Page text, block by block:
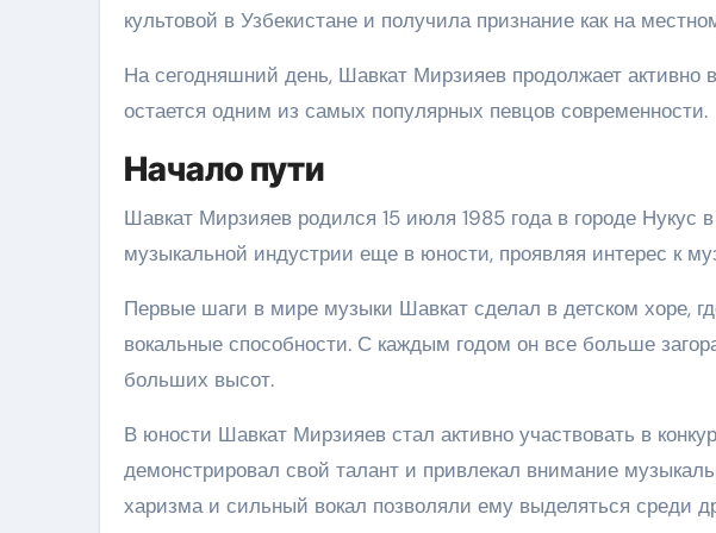
культовой в Узбекистане и получила признание как на
На сегодняшний день, Шавкат Мирзияев продолжает активно
остается одним из самых популярных певцов современности.
Начало пути
Шавкат Мирзияев родился 15 июля 1985 года в городе Нукус
музыкальной индустрии еще в юности, проявляя интерес к
Первые шаги в мире музыки Шавкат сделал в детском хоре,
вокальные способности. С каждым годом он все больше
больших высот.
В юности Шавкат Мирзияев стал активно участвовать в
демонстрировал свой талант и привлекал внимание
харизма и сильный вокал позволяли ему выделяться среди